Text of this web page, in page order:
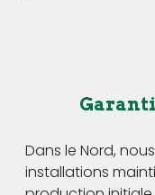
Dans le Nord,
installations